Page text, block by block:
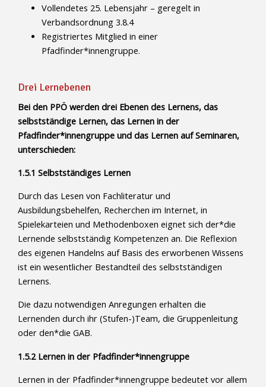
Vollendetes 25. Lebensjahr – geregelt in
Verbandsordnung 3.8.4
Registriertes Mitglied in einer
Pfadfinder*innengruppe.
Drei Lernebenen
Bei den PPÖ werden drei Ebenen des Lernens, das
selbstständige Lernen, das Lernen in der
Pfadfinder*innengruppe und das Lernen auf Seminaren,
unterschieden:
1.5.1 Selbstständiges Lernen
Durch das Lesen von Fachliteratur und
Ausbildungsbehelfen, Recherchen im Internet, in
Spielekarteien und Methodenboxen eignet sich der*die
Lernende selbstständig Kompetenzen an. Die Reflexion
des eigenen Handelns auf Basis des erworbenen Wissens
ist ein wesentlicher Bestandteil des selbstständigen
Lernens.
Die dazu notwendigen Anregungen erhalten die
Lernenden durch ihr (Stufen-)Team, die Gruppenleitung
oder den*die GAB.
1.5.2 Lernen in der Pfadfinder*innengruppe
Lernen in der Pfadfinder*innengruppe bedeutet vor allem